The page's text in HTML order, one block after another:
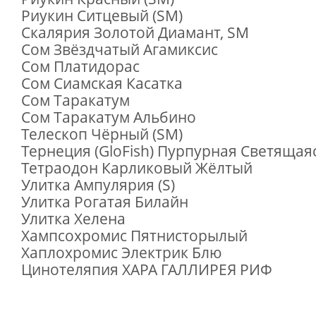
Риукин Ситцевый (SM)
Скалярия Золотой Диамант, SM
Сом Звёздчатый Агамиксис
Сом Платидорас
Сом Сиамская Касатка
Сом Таракатум
Сом Таракатум Альбино
Телескоп Чёрный (SM)
Тернеция (GloFish) Пурпурная
Тетраодон Карликовый Жёлтый
Улитка Ампулярия (S)
Улитка Рогатая Билайн
Улитка Хелена
Хампсохромис Пятнисторылый
Хаплохромис Электрик Блю
Цинотеляпия ХАРА ГАЛЛИРЕЯ РИФ